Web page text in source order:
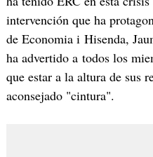
intervención que ha
de Economia i Hisenda,
ha advertido a todos los
que estar a la altura de sus
aconsejado "cintura".